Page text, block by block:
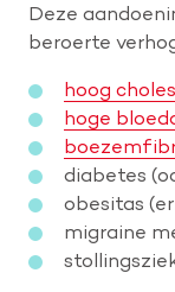
Deze
beroerte
hoog
hoge
diabetes
obesitas
migraine